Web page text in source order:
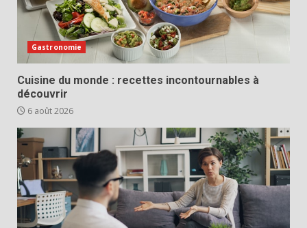
Gastronomie
Cuisine du monde : recettes incontournables à
découvrir
6 août 2026